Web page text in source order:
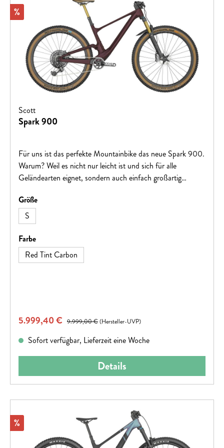
Rabatt
%
Scott
Spark 900
Für uns ist das perfekte Mountainbike das neue Spark 900.
Warum? Weil es nicht nur leicht ist und sich für alle
Geländearten eignet, sondern auch einfach großartig
"Downcountry"-Fahrzeug oder gelegentliches Race-Bike
betrachtest, ist egal. Für uns ist es einfach ein verdammt
großartiges Mountainbike.
Größeauswählen
S
Farbeauswählen
Red Tint Carbon
Verkaufspreis:
5.999,40 € Regulärer Preis:
9.999,00 €(Hersteller-UVP)
Sofort verfügbar, Lieferzeit eine Woche
Details
Rabatt
%